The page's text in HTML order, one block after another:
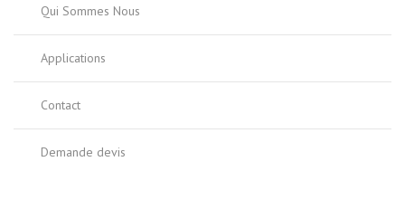
Qui Sommes Nous
Applications
Contact
Demande devis